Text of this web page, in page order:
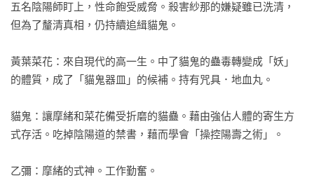
五名陰陽師盯上，性命飽受威脅。殺害紗那的嫌疑雖已洗清，
但為了釐清真相，仍持續追緝貓鬼。
黃葉菜花：來自現代的高一生。中了貓鬼的蠱毒轉變成「妖」
的體質，成了「貓鬼器皿」的候補。持有咒具．地血丸。
貓鬼：讓摩緒和菜花備受折磨的貓蠱。藉由強佔人體的寄生方
式存活。吃掉陰陽道的禁書，藉而學會「操控陽壽之術」。
乙彌：摩緒的式神。工作勤奮。